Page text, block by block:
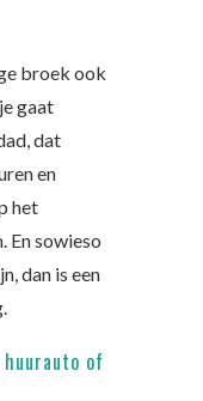
broek ook
gaat
dat
en
het
En sowieso
dan is een
huurauto of